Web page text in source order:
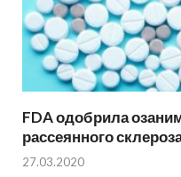
FDA одобрила
рассеянного
27.03.2020